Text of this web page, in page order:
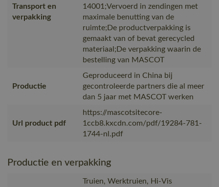
Transport en
verpakking
14001;Vervoerd in zendingen met
maximale benutting van de
ruimte;De productverpakking is
gemaakt van of bevat gerecycled
materiaal;De verpakking waarin de
bestelling van MASCOT
Productie
Geproduceerd in China bij
gecontroleerde partners die al meer
dan 5 jaar met MASCOT werken
Url product pdf
https://mascotsitecore-
1ccb8.kxcdn.com/pdf/19284-781-
1744-nl.pdf
Productie en verpakking
Truien, Werktruien, Hi-Vis